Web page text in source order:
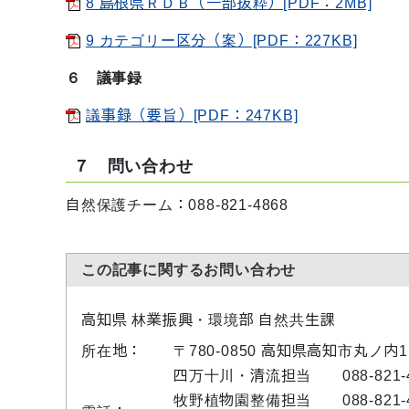
8 島根県ＲＤＢ（一部抜粋）[PDF：2MB]
9 カテゴリー区分（案）[PDF：227KB]
６ 議事録
議事録（要旨）[PDF：247KB]
７ 問い合わせ
自然保護チーム：088-821-4868
この記事に関するお問い合わせ
高知県 林業振興・環境部 自然共生課
所在地：
〒780-0850 高知県高知市丸ノ内
四万十川・清流担当 088-821-
牧野植物園整備担当 088-821-